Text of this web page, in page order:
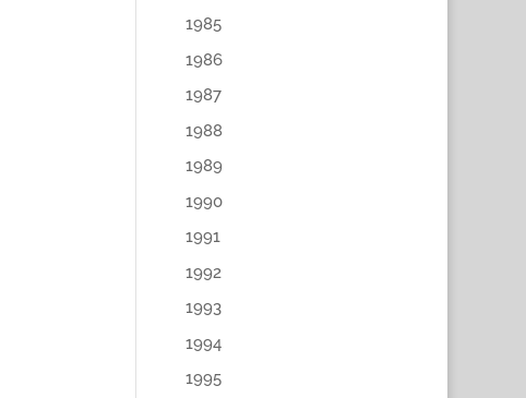
1985
1986
1987
1988
1989
1990
1991
1992
1993
1994
1995